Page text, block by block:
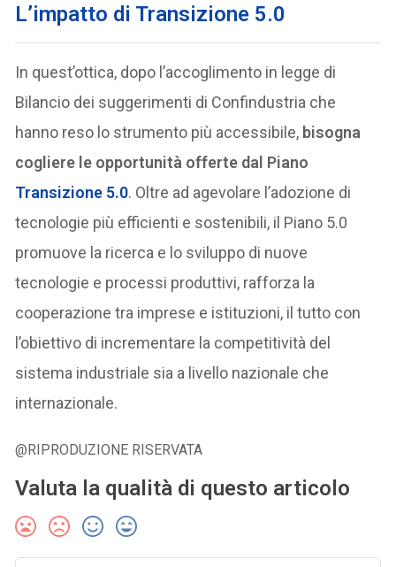
L’impatto di Transizione 5.0
In quest’ottica, dopo l’accoglimento in legge di
Bilancio dei suggerimenti di Confindustria che
hanno reso lo strumento più accessibile, bisogna
cogliere le opportunità offerte dal Piano
Transizione 5.0. Oltre ad agevolare l’adozione di
tecnologie più efficienti e sostenibili, il Piano 5.0
promuove la ricerca e lo sviluppo di nuove
tecnologie e processi produttivi, rafforza la
cooperazione tra imprese e istituzioni, il tutto con
l’obiettivo di incrementare la competitività del
sistema industriale sia a livello nazionale che
internazionale.
@RIPRODUZIONE RISERVATA
Valuta la qualità di questo articolo